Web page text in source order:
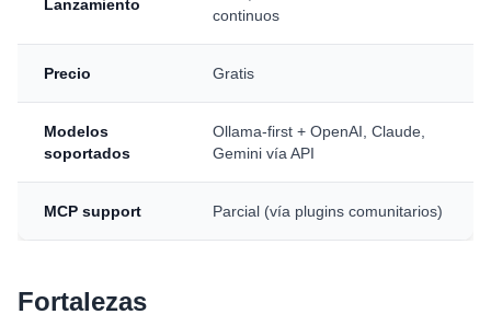
Lanzamiento
continuos
Precio Gratis
Modelos
soportados
Ollama-first + OpenAI, Claude,
Gemini vía API
MCP support Parcial (vía plugins comunitarios)
Fortalezas